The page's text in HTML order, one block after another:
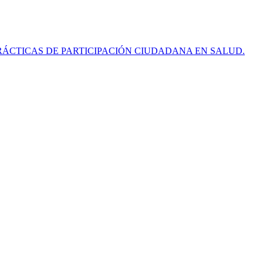
DE PARTICIPACIÓN CIUDADANA EN SALUD.